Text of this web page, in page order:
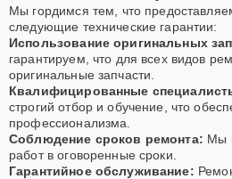
Мы гордимся тем, что
следующие технические гарантии:
Использование оригинальных
гарантируем, что для всех видов
оригинальные запчасти.
Квалифицированные
строгий отбор и обучение, что
профессионализма.
Соблюдение сроков ремонта: Мы
работ в оговоренные сроки.
Гарантийное обслуживание: